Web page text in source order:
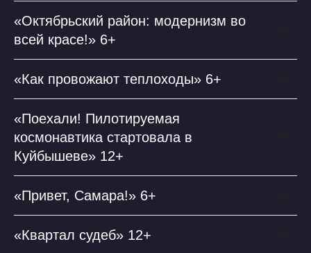
«Октябрьский район: модернизм во
всей красе!» 6+
«Как провожают теплоходы» 6+
«Поехали! Пилотируемая
космонавтика стартовала в
Куйбышеве» 12+
«Привет, Самара!» 6+
«Квартал судеб» 12+